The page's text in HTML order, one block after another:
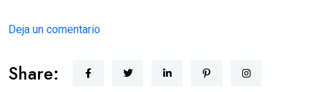
Deja un comentario
Share: